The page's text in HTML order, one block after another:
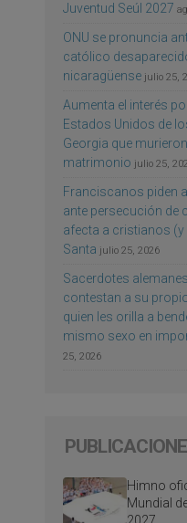
Juventud Seúl 2027
ONU se pronuncia
católico
nicaragüense julio 25,
Aumenta el interés
Estados Unidos de
Georgia que
matrimonio julio 25,
Franciscanos piden
ante persecución de
afecta a cristianos
Santa julio 25, 2026
Sacerdotes
contestan a su
quien les orilla a
mismo sexo en
25, 2026
Himno
Mundial